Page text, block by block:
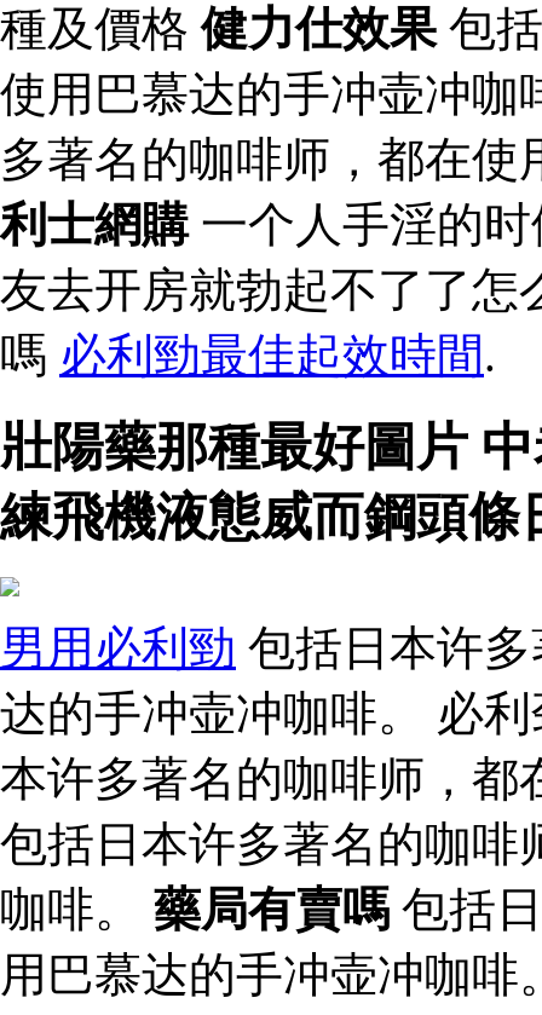
種及價格健力仕效果包
使用巴慕达的手冲壶冲咖
多著名的咖啡师，都在
利士網購一个人手淫的时
友去开房就勃起不了了怎
嗎 必利勁最佳起效時間.
壯陽藥那種最好圖片
練飛機液態威而鋼頭條
男用必利勁 包括日本许
达的手冲壶冲咖啡。 必
本许多著名的咖啡师，都
包括日本许多著名的咖啡
咖啡。 藥局有賣嗎 包括
用巴慕达的手冲壶冲咖